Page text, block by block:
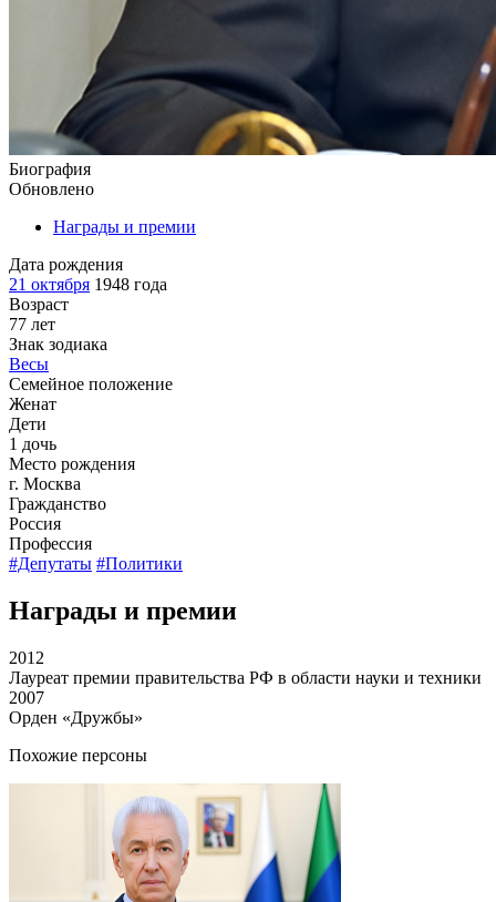
Биография
Обновлено
Награды и премии
Дата рождения
21 октября 1948 года
Возраст
77 лет
Знак зодиака
Весы
Семейное положение
Женат
Дети
1 дочь
Место рождения
г. Москва
Гражданство
Россия
Профессия
#Депутаты #Политики
Награды и премии
2012
Лауреат премии правительства РФ в области науки и техники
2007
Орден «Дружбы»
Похожие персоны